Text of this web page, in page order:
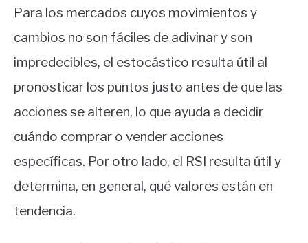
Para los mercados cuyos movimientos y
cambios no son fáciles de adivinar y son
impredecibles, el estocástico resulta útil al
pronosticar los puntos justo antes de que las
acciones se alteren, lo que ayuda a decidir
cuándo comprar o vender acciones
específicas. Por otro lado, el RSI resulta útil y
determina, en general, qué valores están en
tendencia.